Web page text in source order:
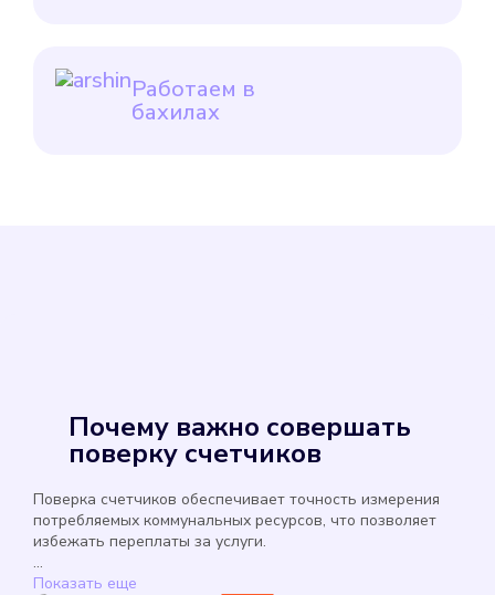
Работаем в
бахилах
Почему важно совершать
поверку счетчиков
Поверка счетчиков обеспечивает точность измерения
потребляемых коммунальных ресурсов, что позволяет
избежать переплаты за услуги.
...
Показать еще